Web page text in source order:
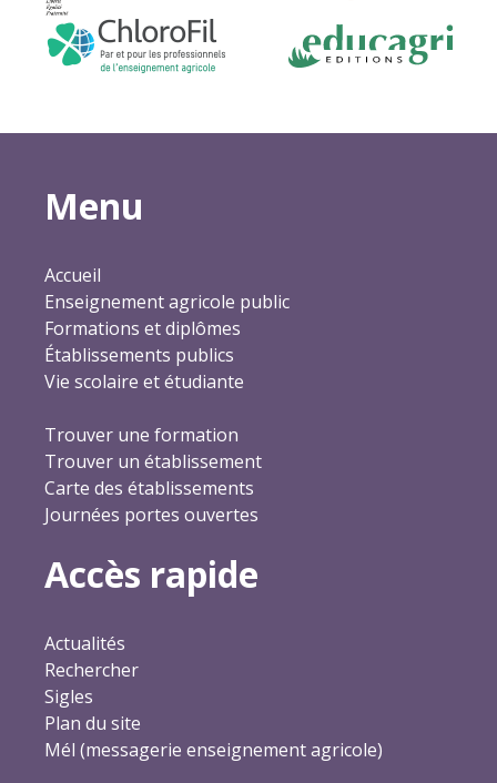
Menu
Accueil
Enseignement agricole public
Formations et diplômes
Établissements publics
Vie scolaire et étudiante
Trouver une formation
Trouver un établissement
Carte des établissements
Journées portes ouvertes
Accès rapide
Actualités
Rechercher
Sigles
Plan du site
Mél (messagerie enseignement agricole)